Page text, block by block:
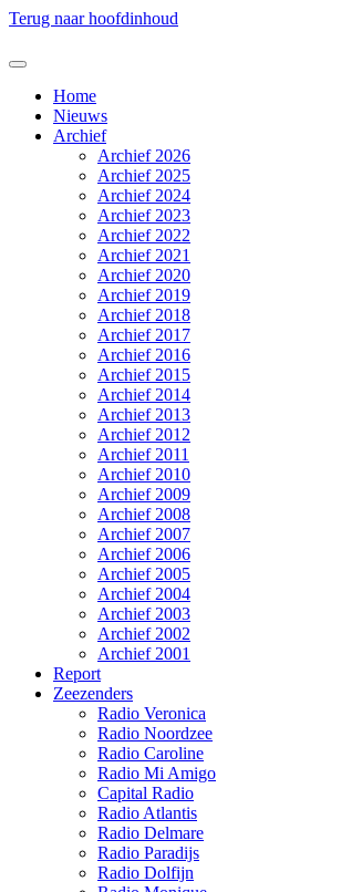
Terug naar hoofdinhoud
Home
Nieuws
Archief
Archief 2026
Archief 2025
Archief 2024
Archief 2023
Archief 2022
Archief 2021
Archief 2020
Archief 2019
Archief 2018
Archief 2017
Archief 2016
Archief 2015
Archief 2014
Archief 2013
Archief 2012
Archief 2011
Archief 2010
Archief 2009
Archief 2008
Archief 2007
Archief 2006
Archief 2005
Archief 2004
Archief 2003
Archief 2002
Archief 2001
Report
Zeezenders
Radio Veronica
Radio Noordzee
Radio Caroline
Radio Mi Amigo
Capital Radio
Radio Atlantis
Radio Delmare
Radio Paradijs
Radio Dolfijn